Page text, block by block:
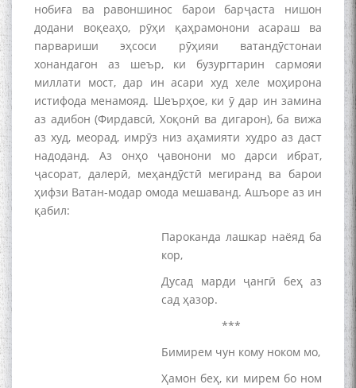
нобиға ва равоншинос барои барҷаста нишон
додани воқеаҳо, рӯҳи қаҳрамонони асараш ва
парвариши эҳсоси рӯҳияи ватандӯстонаи
хонандагон аз шеър, ки бузургтарин сармояи
миллати мост, дар ин асари худ хеле моҳирона
истифода менамояд. Шеърҳое, ки ӯ дар ин замина
аз адибон (Фирдавсӣ, Хоқонӣ ва дигарон), ба вижа
аз худ, меорад, имрӯз низ аҳамияти худро аз даст
надоданд. Аз онҳо ҷавонони мо дарси ибрат,
ҷасорат, далерӣ, меҳандӯстӣ мегиранд ва барои
ҳифзи Ватан-модар омода мешаванд. Ашъоре аз ин
қабил:
Пароканда лашкар наёяд ба
кор,
Дусад марди ҷангӣ беҳ аз
сад ҳазор.
***
Бимирем чун кому ноком мо,
Ҳамон беҳ, ки мирем бо ном